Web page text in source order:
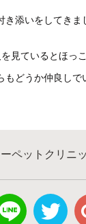
添いをしてきま
見ているとほっ
どうか仲良しで
ペットクリニ